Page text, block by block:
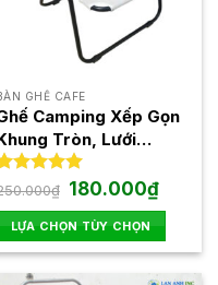
GHẾ CAFE
Camping Xếp Gọn
Tròn, Lưới
Nhập Khẩu
xếp
4.94
5 sao
₫ Giá
gốc
là:
250.000₫.
180.000₫Giá
hiện
tại
là:
LỰA CHỌN TÙY CHỌN